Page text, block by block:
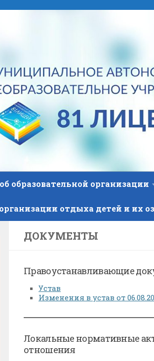
образовательной организации
отдыха детей и их
ДОКУМЕНТЫ
Правоустанавливающие
Устав
Изменения в устав от
Локальные нормативные
отношения